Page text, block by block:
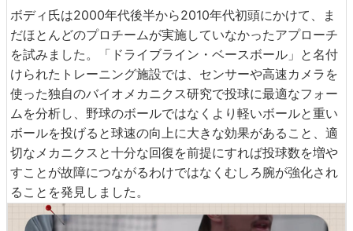
ボディ氏は2000年代後半から2010年代初頭にかけて、ま
だほとんどのプロチームが実施していなかったアプローチ
を試みました。「ドライブライン・ベースボール」と名付
けられたトレーニング施設では、センサーや高速カメラを
使った独自のバイオメカニクス研究で投球に最適なフォー
ムを分析し、野球のボールではなくより軽いボールと重い
ボールを投げると球速の向上に大きな効果があること、適
切なメカニクスと十分な回復を前提にすれば投球数を増や
すことが故障につながるわけではなくむしろ腕が強化され
ることを発見しました。